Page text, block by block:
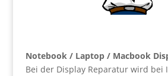
Notebook / Laptop / Macbook
Bei der Display Reparatur wird bei